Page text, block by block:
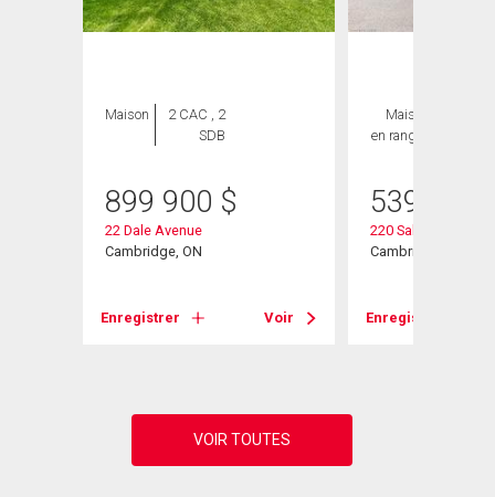
Maison
2 CAC , 2
SDB
899 900 $
22 Dale Avenue
Cambridge, ON
Enregistrer Voir
Maison
en rangée
539 900
220 Salisbury
Cambridge, ON
Enregistrer